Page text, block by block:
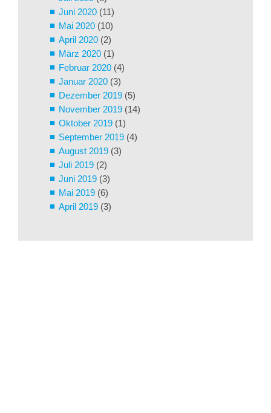
Juni 2020 (11)
Mai 2020 (10)
April 2020 (2)
März 2020 (1)
Februar 2020 (4)
Januar 2020 (3)
Dezember 2019 (5)
November 2019 (14)
Oktober 2019 (1)
September 2019 (4)
August 2019 (3)
Juli 2019 (2)
Juni 2019 (3)
Mai 2019 (6)
April 2019 (3)